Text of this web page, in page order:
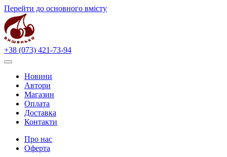
Перейти до основного вмісту
+38 (073) 421-73-94
Новини
Автори
Магазин
Оплата
Доставка
Контакти
Про нас
Оферта